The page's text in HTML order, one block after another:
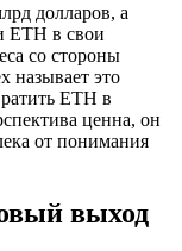
долларов, а
ETH в свои
со стороны
называет это
ETH в
ценна, он
от понимания
выход